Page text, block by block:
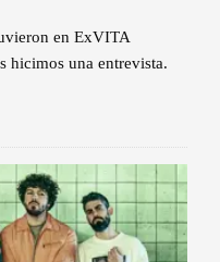
en ExVITA
hicimos una entrevista.